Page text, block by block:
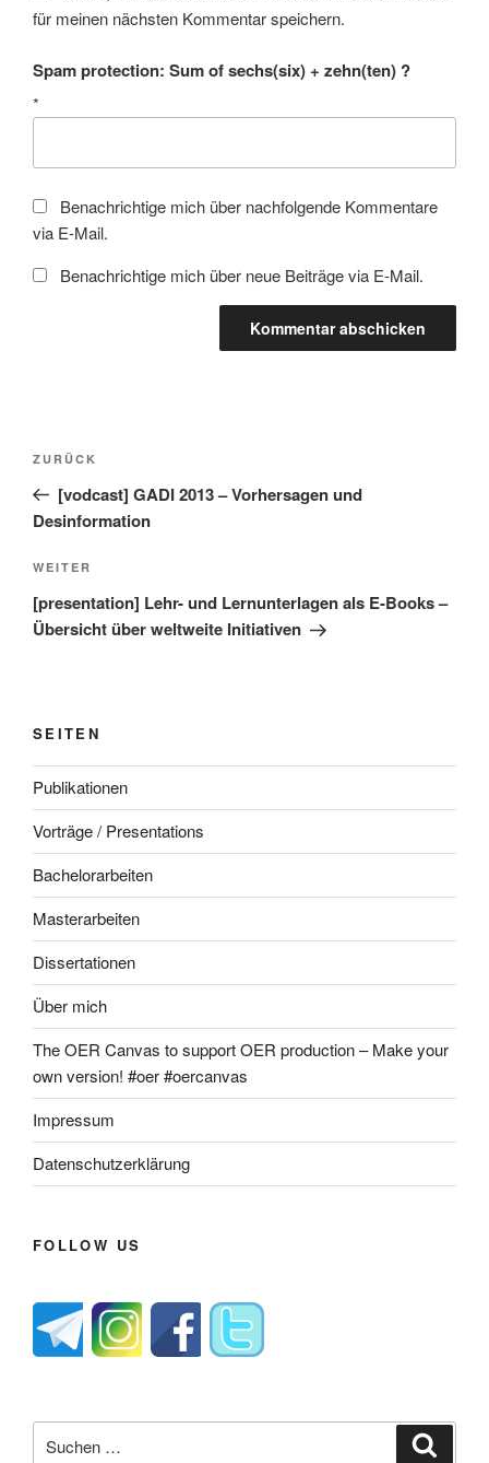
für meinen nächsten Kommentar speichern.
Spam protection: Sum of sechs(six) + zehn(ten) ?
*
Benachrichtige mich über nachfolgende Kommentare
via E-Mail.
Benachrichtige mich über neue Beiträge via E-Mail.
Beitragsnavigation
Vorheriger
Beitrag
ZURÜCK
[vodcast] GADI 2013 – Vorhersagen und
Desinformation
Nächster
Beitrag
WEITER
[presentation] Lehr- und Lernunterlagen als E-Books –
Übersicht über weltweite Initiativen
SEITEN
Publikationen
Vorträge / Presentations
Bachelorarbeiten
Masterarbeiten
Dissertationen
Über mich
The OER Canvas to support OER production – Make your
own version! #oer #oercanvas
Impressum
Datenschutzerklärung
FOLLOW US